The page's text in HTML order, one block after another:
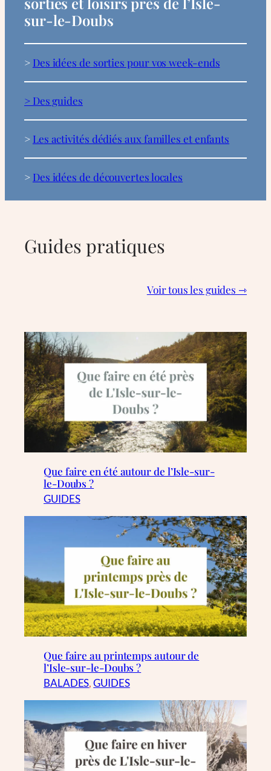
sur-le-Doubs
> Des idées de sorties pour vos week-ends
> Des guides
> Les activités dédiés aux familles et enfants
> Des idées de découvertes locales
Guides pratiques
Voir tous les guides ⇾
Que faire en été autour de l’Isle-sur-
le-Doubs ?
GUIDES
Que faire au printemps autour de
l’Isle-sur-le-Doubs ?
BALADES, GUIDES